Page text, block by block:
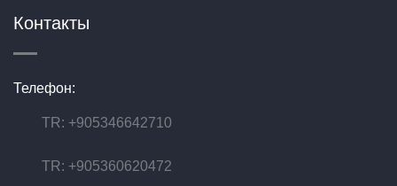
Контакты
Телефон:
TR: +905346642710
TR: +905360620472